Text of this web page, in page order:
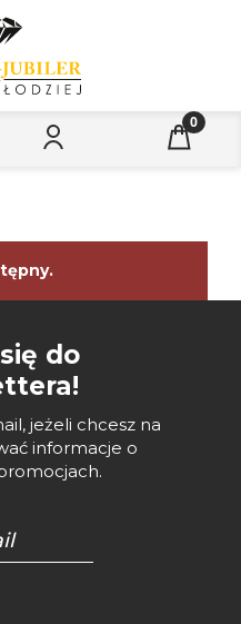
do
jeżeli chcesz na
informacje o